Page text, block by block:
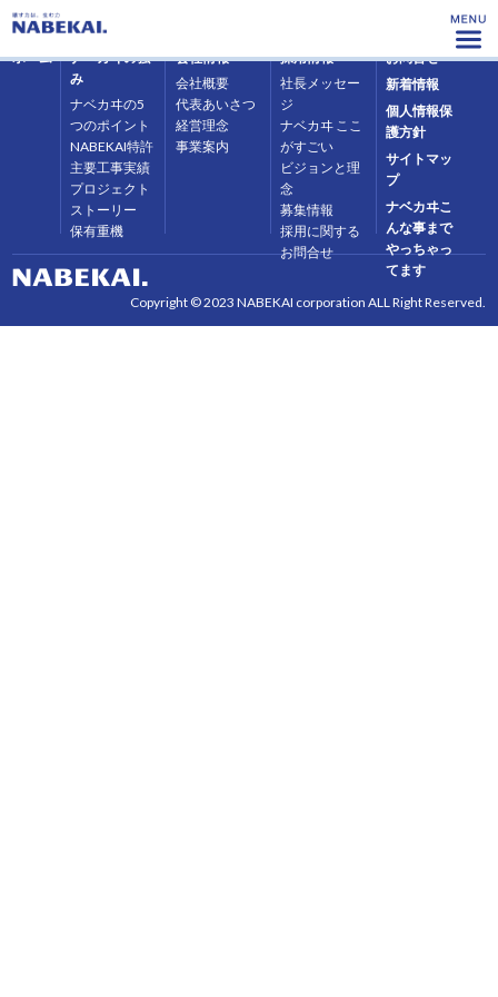
ホーム
ナベカヰの強
み
ナベカヰの5
つのポイント
NABEKAI特許
主要工事実績
プロジェクト
ストーリー
保有重機
会社情報
会社概要
代表あいさつ
経営理念
事業案内
採用情報
社長メッセー
ジ
ナベカヰ ここ
がすごい
ビジョンと理
念
募集情報
採用に関する
お問合せ
お問合せ
新着情報
個人情報保
護方針
サイトマッ
プ
ナベカヰこ
んな事まで
やっちゃっ
てます
Copyright © 2023 NABEKAI corporation ALL Right Reserved.